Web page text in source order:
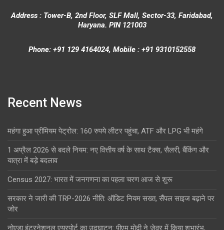
Address : Tower-B, 2nd Floor, SLF Mall, Sector-33, Faridabad,
Haryana. PIN 121003
Phone: +91 129 4164024, Mobile : +91 9310152558
Recent News
महंगा हुआ प्रीमियम पेट्रोल: 160 रुपये लीटर पहुंचा, ATF और LPG भी महंगे
1 अप्रैल 2026 से बदले नियम: नए वित्तीय वर्ष के साथ टैक्स, सैलरी, बैंकिंग और
यात्रा में बड़े बदलाव
Census 2027: भारत में जनगणना का पहला चरण आज से शुरू
सरकार ने जारी की TRP-2026 नीति: ऑडिट नियम सख्त, सैंपल साइज बढ़ाने पर
जोर
नोएडा इंटरनेशनल एयरपोर्ट का उद्घाटन: पीएम मोदी ने जेवर में किया शुभारंभ,